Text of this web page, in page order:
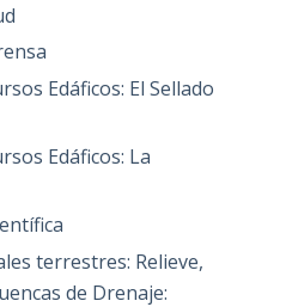
Edáficos: El Sellado
Edáficos: La
terrestres: Relieve,
de Drenaje: